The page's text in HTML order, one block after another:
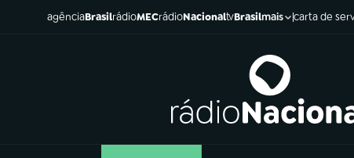
agênciaBrasilrádioMECrádioNacionaltvBrasilmais carta de